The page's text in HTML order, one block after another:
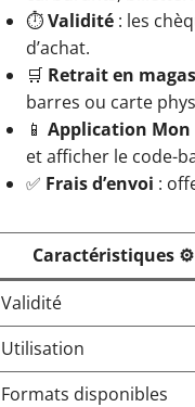
⏱️Validité : les
d’achat.
🛒 Retrait en
barres ou carte
📱 Application Mon
et afficher le code-
✅ Frais d’envoi :
Caractéristiques ⚙️
Validité
Utilisation
Formats disponibles